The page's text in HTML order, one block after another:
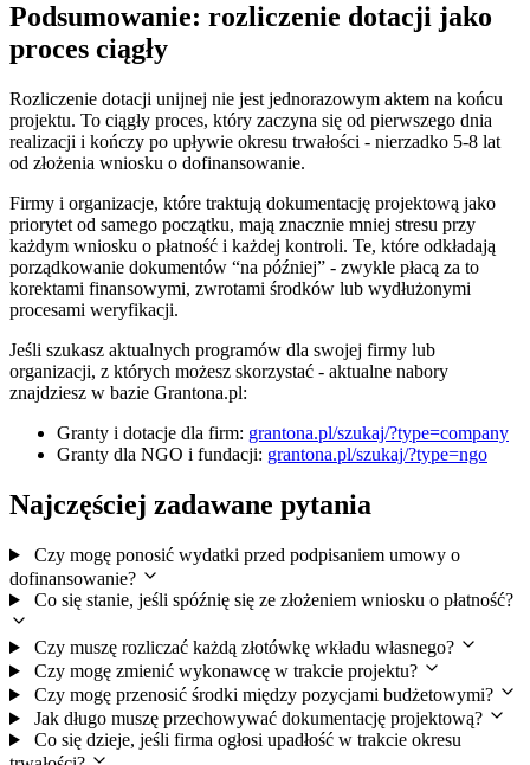
Podsumowanie: rozliczenie dotacji jako
proces ciągły
Rozliczenie dotacji unijnej nie jest jednorazowym aktem na końcu
projektu. To ciągły proces, który zaczyna się od pierwszego dnia
realizacji i kończy po upływie okresu trwałości - nierzadko 5-8 lat
od złożenia wniosku o dofinansowanie.
Firmy i organizacje, które traktują dokumentację projektową jako
priorytet od samego początku, mają znacznie mniej stresu przy
każdym wniosku o płatność i każdej kontroli. Te, które odkładają
porządkowanie dokumentów “na później” - zwykle płacą za to
korektami finansowymi, zwrotami środków lub wydłużonymi
procesami weryfikacji.
Jeśli szukasz aktualnych programów dla swojej firmy lub
organizacji, z których możesz skorzystać - aktualne nabory
znajdziesz w bazie Grantona.pl:
Granty i dotacje dla firm: grantona.pl/szukaj/?type=company
Granty dla NGO i fundacji: grantona.pl/szukaj/?type=ngo
Najczęściej zadawane pytania
Czy mogę ponosić wydatki przed podpisaniem umowy o
dofinansowanie?
Co się stanie, jeśli spóźnię się ze złożeniem wniosku o płatność?
Czy muszę rozliczać każdą złotówkę wkładu własnego?
Czy mogę zmienić wykonawcę w trakcie projektu?
Czy mogę przenosić środki między pozycjami budżetowymi?
Jak długo muszę przechowywać dokumentację projektową?
Co się dzieje, jeśli firma ogłosi upadłość w trakcie okresu